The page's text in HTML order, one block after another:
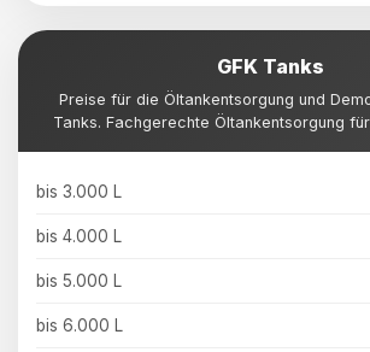
GFK Tanks
Preise für die Öltankentsorgung und
Tanks. Fachgerechte Öltankentsorgung
bis 3.000 L
bis 4.000 L
bis 5.000 L
bis 6.000 L